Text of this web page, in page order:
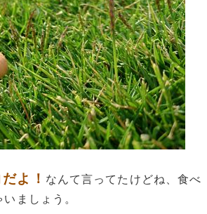
よ！ なんて言ってたけどね、食べ
ましょう。